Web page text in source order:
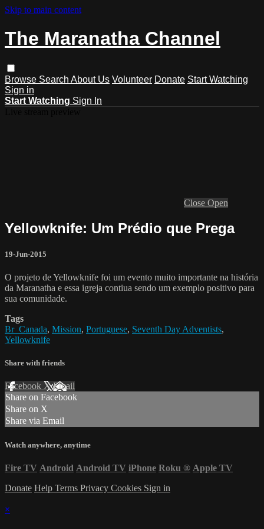
Skip to main content
The Maranatha Channel
Browse Search About Us Volunteer Donate Start Watching
Sign in
Start Watching Sign In
Close Open
Yellowknife: Um Prédio que Prega
19-Jun-2015
O projeto de Yellowknife foi um evento muito importante na história
da Maranatha e essa igreja contiua sendo um exemplo positivo para
sua comunidade.
Tags
Br_Canada, Mission, Portuguese, Seventh Day Adventists,
Yellowknife
Share with friends
Facebook XEmail
Share on Facebook
Share on X
Share via Email
Watch anywhere, anytime
Fire TV Android Android TV iPhone Roku ® Apple TV
Donate Help Terms Privacy Cookies Sign in
×